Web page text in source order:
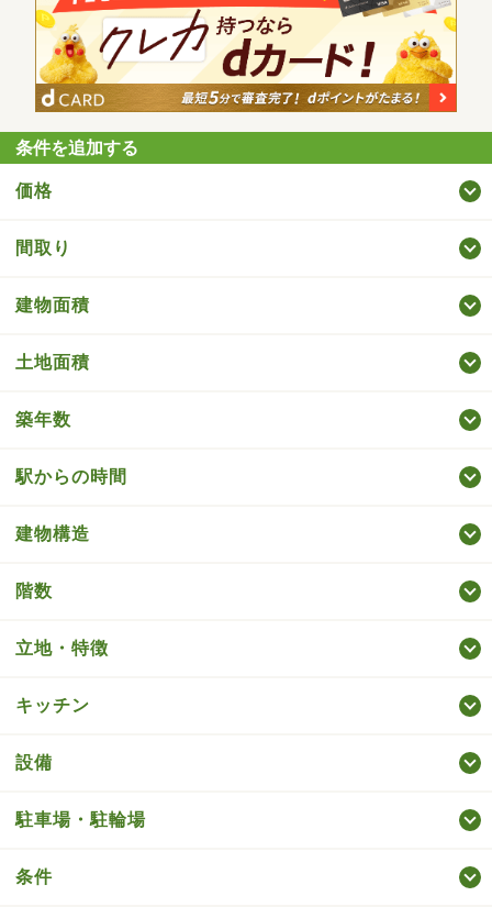
条件を追加する
価格
間取り
建物面積
土地面積
築年数
駅からの時間
建物構造
階数
立地・特徴
キッチン
設備
駐車場・駐輪場
条件